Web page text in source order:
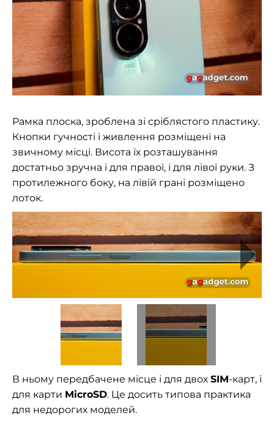
Рамка плоска, зроблена зі сріблястого пластику.
Кнопки гучності і живлення розміщені на
звичному місці. Висота їх розташування
достатньо зручна і для правої, і для лівої руки. З
протилежного боку, на лівій грані розміщено
лоток.
В ньому передбачене місце і для двох SIM-карт, і
для карти MicroSD. Це досить типова практика
для недорогих моделей.